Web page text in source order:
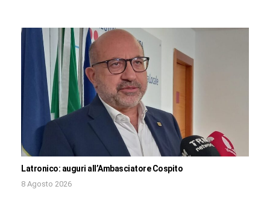
Latronico: auguri all’Ambasciatore Cospito
8 Agosto 2026